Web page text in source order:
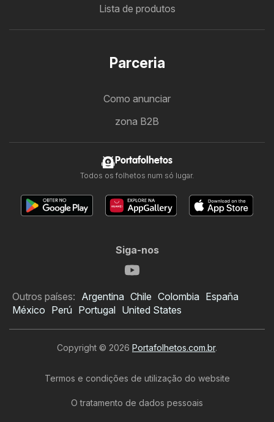
Folheto Kaçula
Lista de produtos
Parceria
Como anunciar
zona B2B
Portafolhetos
Todos os folhetos num só lugar.
Siga-nos
Outros países: Argentina Chile Colombia España
México Perú Portugal United States
Copyright © 2026 Portafolhetos.com.br.
Termos e condições de utilização do website
O tratamento de dados pessoais